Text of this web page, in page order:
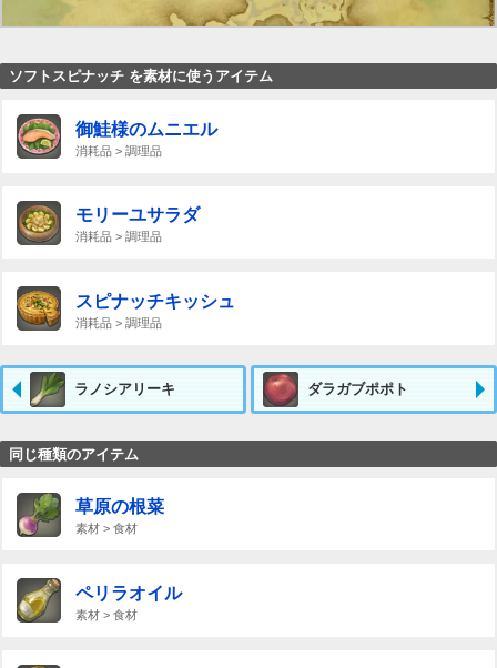
ソフトスピナッチ を素材に使うアイテム
御鮭様のムニエル
消耗品 > 調理品
モリーユサラダ
消耗品 > 調理品
スピナッチキッシュ
消耗品 > 調理品
ラノシアリーキ ダラガブポポト
同じ種類のアイテム
草原の根菜
素材 > 食材
ペリラオイル
素材 > 食材